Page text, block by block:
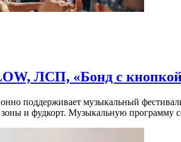
ЛСП, «Бонд с
поддерживает музыкальный
и фудкорт. Музыкальную программу